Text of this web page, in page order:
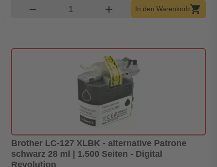
remove Produkt Warenkorb Menge
add In den Warenkorbshopping_cart
Brother LC-127 XLBK - alternative Patrone
schwarz 28 ml | 1.500 Seiten - Digital
Revolution